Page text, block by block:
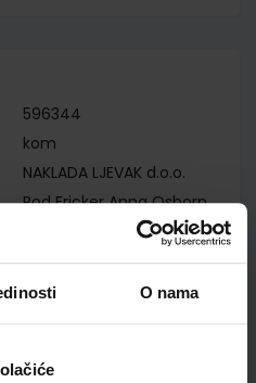
O nama
596344
kom
NAKLADA LJEVAK d.o.o.
Rod Fricker Anna Osborn
RADNA BILJEŽNICA
8175-DOM